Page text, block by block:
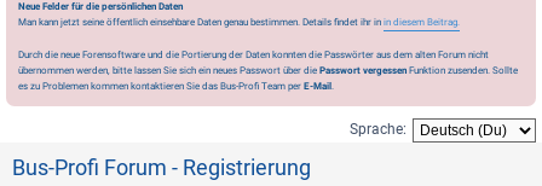
Neue Felder für die persönlichen Daten
Man kann jetzt seine öffentlich einsehbare Daten genau bestimmen. Details findet ihr in in diesem Beitrag.
Durch die neue Forensoftware und die Portierung der Daten konnten die Passwörter aus dem alten Forum nicht
übernommen werden, bitte lassen Sie sich ein neues Passwort über die Passwort vergessen Funktion zusenden. Sollte
es zu Problemen kommen kontaktieren Sie das Bus-Profi Team per E-Mail.
Sprache:
Bus-Profi Forum - Registrierung